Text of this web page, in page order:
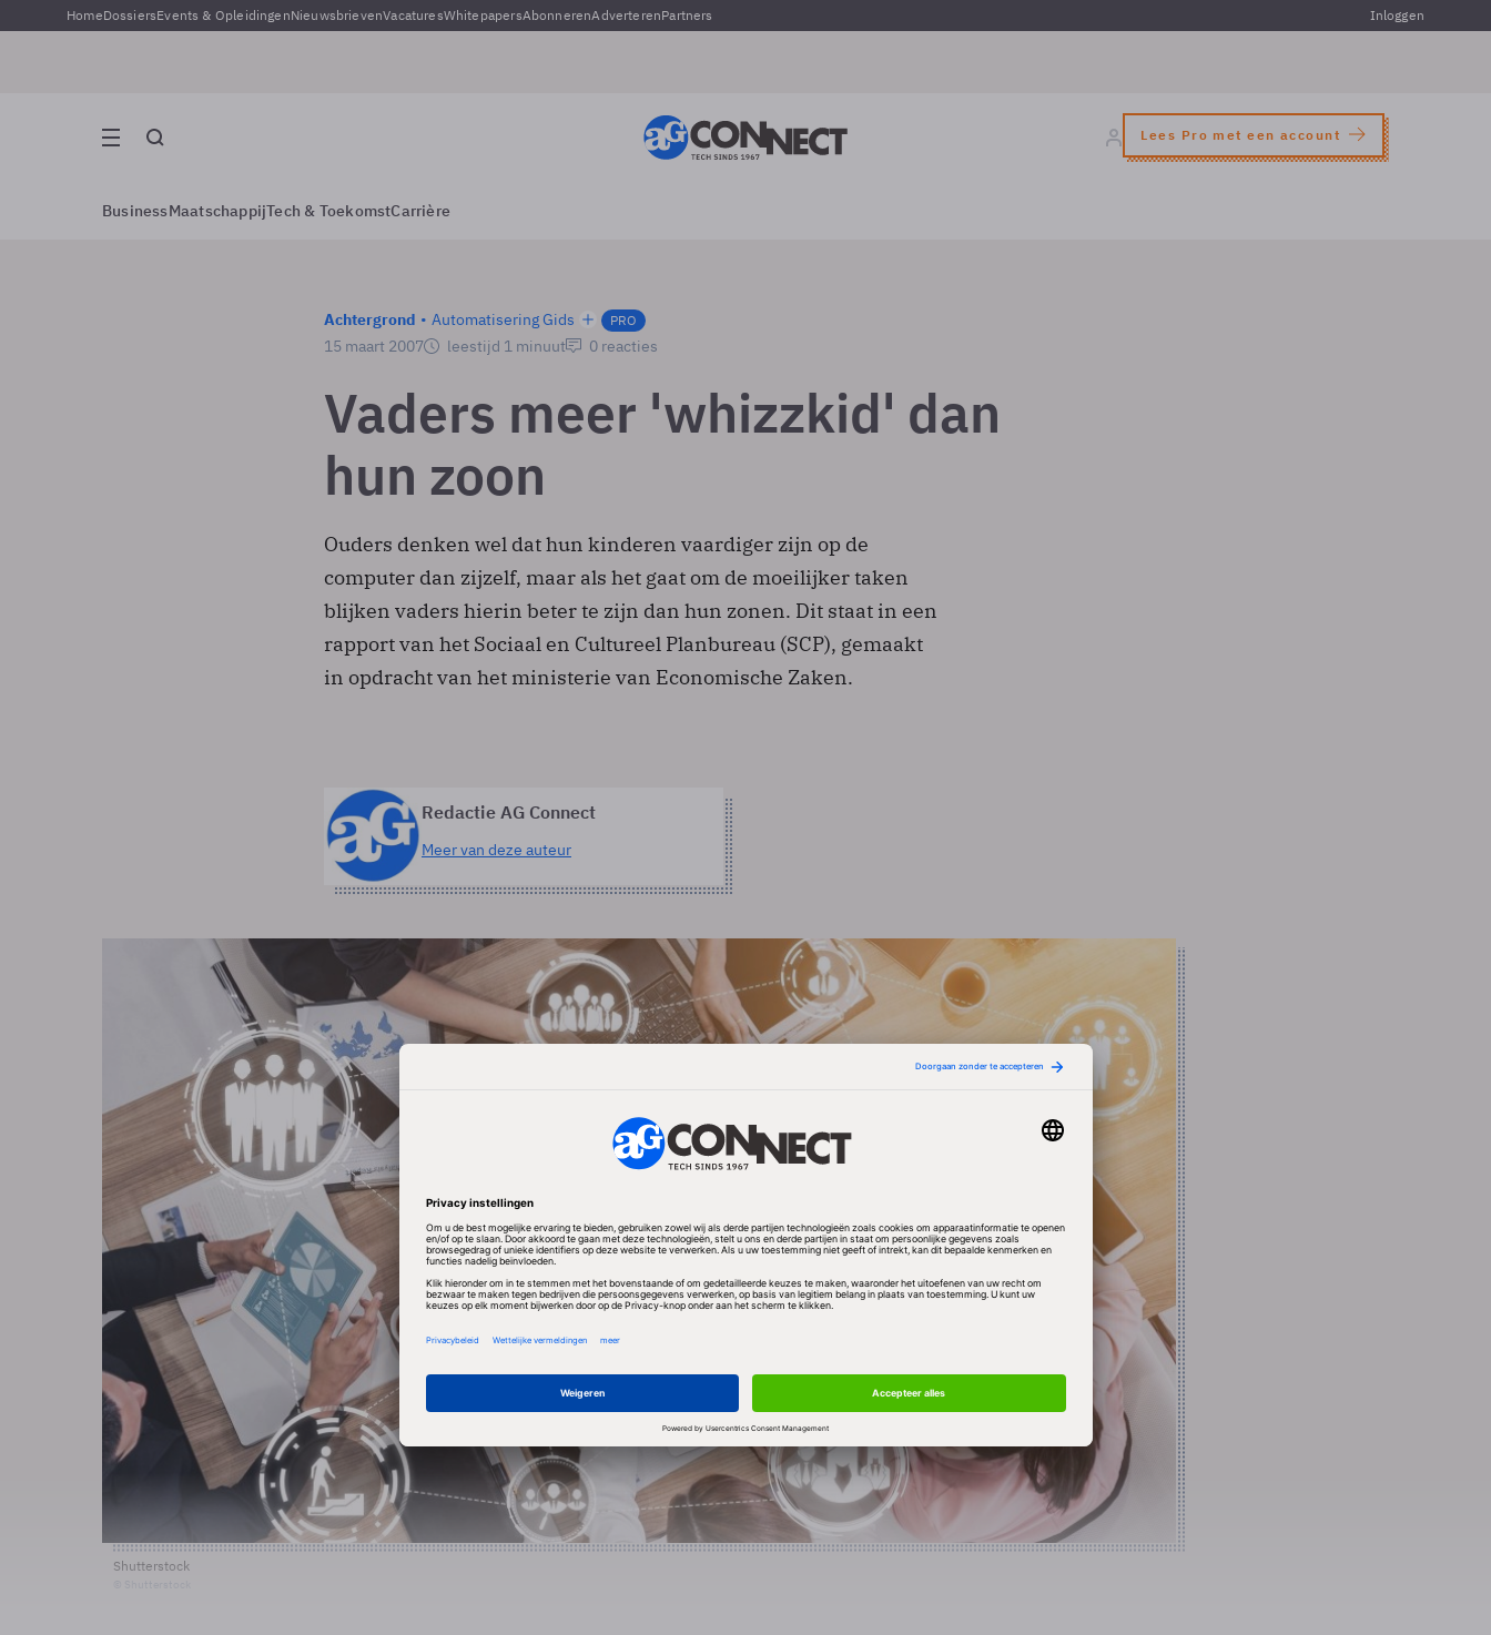
HomeDossiersEvents & OpleidingenNieuwsbrievenVacaturesWhitepapersAbonnerenAdverterenPartners Inloggen
Lees Pro met een account
BusinessMaatschappijTech & ToekomstCarrière
Achtergrond Automatisering Gids PRO
15 maart 2007 leestijd 1 minuut 0 reacties
Vaders meer 'whizzkid' dan
hun zoon
Ouders denken wel dat hun kinderen vaardiger zijn op de
computer dan zijzelf, maar als het gaat om de moeilijker taken
blijken vaders hierin beter te zijn dan hun zonen. Dit staat in een
rapport van het Sociaal en Cultureel Planbureau (SCP), gemaakt
in opdracht van het ministerie van Economische Zaken.
Redactie AG Connect
Meer van deze auteur
Shutterstock